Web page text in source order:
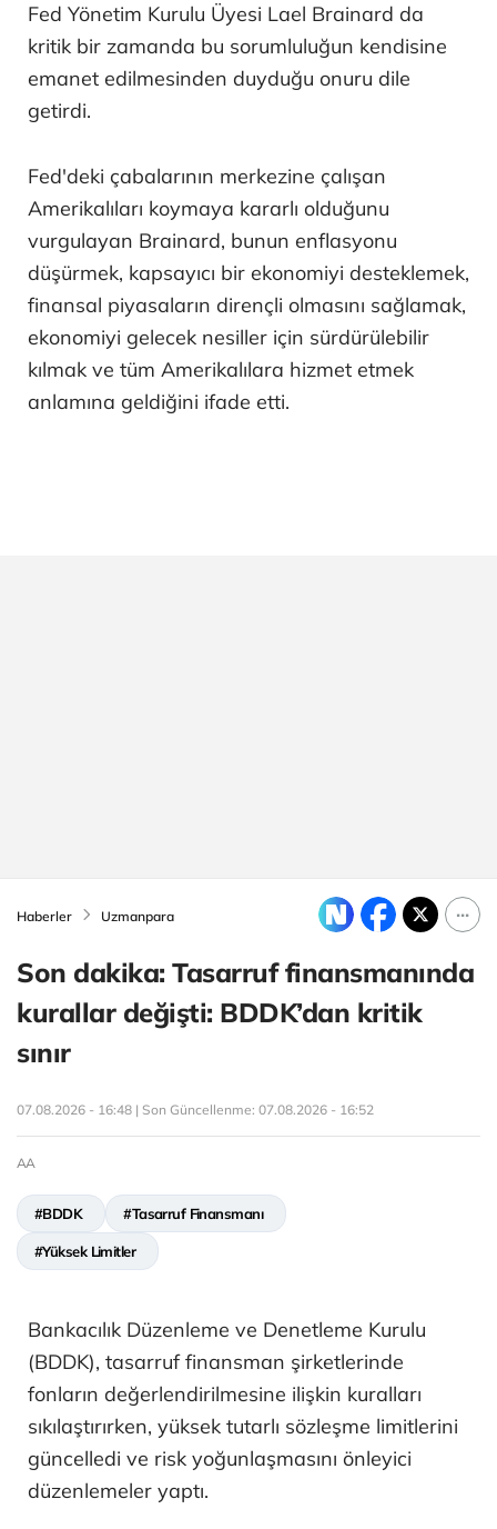
Fed Yönetim Kurulu Üyesi Lael Brainard da
kritik bir zamanda bu sorumluluğun kendisine
emanet edilmesinden duyduğu onuru dile
getirdi.
Fed'deki çabalarının merkezine çalışan
Amerikalıları koymaya kararlı olduğunu
vurgulayan Brainard, bunun enflasyonu
düşürmek, kapsayıcı bir ekonomiyi desteklemek,
finansal piyasaların dirençli olmasını sağlamak,
ekonomiyi gelecek nesiller için sürdürülebilir
kılmak ve tüm Amerikalılara hizmet etmek
anlamına geldiğini ifade etti.
Haberler Uzmanpara
Son dakika: Tasarruf finansmanında
kurallar değişti: BDDK’dan kritik
sınır
07.08.2026 - 16:48 | Son Güncellenme: 07.08.2026 - 16:52
AA
#BDDK #Tasarruf Finansmanı
#Yüksek Limitler
Bankacılık Düzenleme ve Denetleme Kurulu
(BDDK), tasarruf finansman şirketlerinde
fonların değerlendirilmesine ilişkin kuralları
sıkılaştırırken, yüksek tutarlı sözleşme limitlerini
güncelledi ve risk yoğunlaşmasını önleyici
düzenlemeler yaptı.